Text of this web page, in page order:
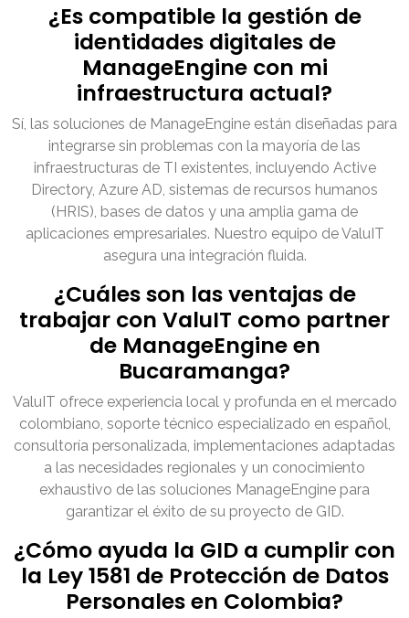
¿Es compatible la gestión de
identidades digitales de
ManageEngine con mi
infraestructura actual?
Sí, las soluciones de ManageEngine están diseñadas para
integrarse sin problemas con la mayoría de las
infraestructuras de TI existentes, incluyendo Active
Directory, Azure AD, sistemas de recursos humanos
(HRIS), bases de datos y una amplia gama de
aplicaciones empresariales. Nuestro equipo de ValuIT
asegura una integración fluida.
¿Cuáles son las ventajas de
trabajar con ValuIT como partner
de ManageEngine en
Bucaramanga?
ValuIT ofrece experiencia local y profunda en el mercado
colombiano, soporte técnico especializado en español,
consultoría personalizada, implementaciones adaptadas
a las necesidades regionales y un conocimiento
exhaustivo de las soluciones ManageEngine para
garantizar el éxito de su proyecto de GID.
¿Cómo ayuda la GID a cumplir con
la Ley 1581 de Protección de Datos
Personales en Colombia?